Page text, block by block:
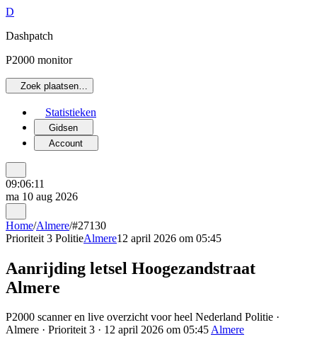
D
Dashpatch
P2000 monitor
Zoek plaatsen…
Statistieken
Gidsen
Account
09:06:11
ma 10 aug 2026
Home/Almere/#27130
Prioriteit 3 PolitieAlmere12 april 2026 om 05:45
Aanrijding letsel Hoogezandstraat
Almere
P2000 scanner en live overzicht voor heel Nederland Politie ·
Almere · Prioriteit 3 · 12 april 2026 om 05:45Almere